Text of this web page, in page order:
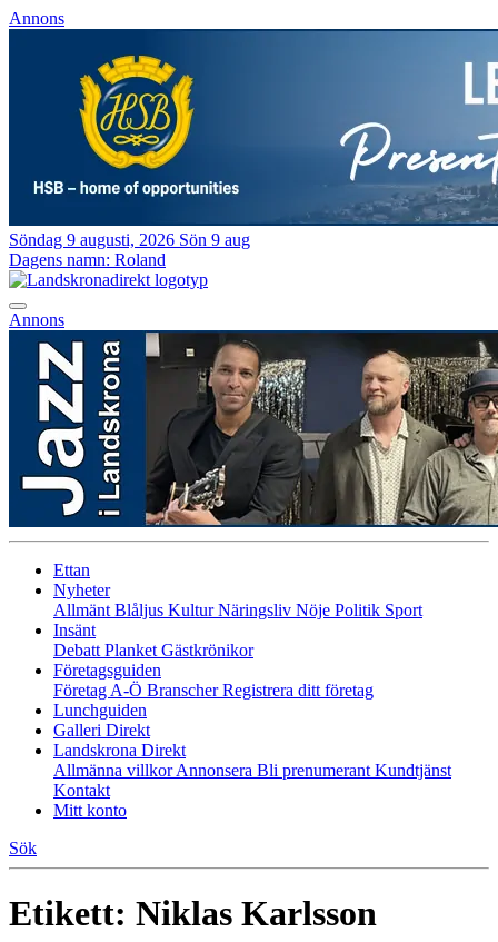
Annons
Söndag 9 augusti, 2026 Sön 9 aug
Dagens namn: Roland
Annons
Ettan
Nyheter
Allmänt Blåljus KulturNäringsliv Nöje Politik Sport
Insänt
Debatt Planket Gästkrönikor
Företagsguiden
Företag A-Ö BranscherRegistrera ditt företag
Lunchguiden
Galleri Direkt
Landskrona Direkt
Allmänna villkorAnnonsera Bli prenumerant Kundtjänst
Kontakt
Mitt konto
Sök
Etikett: Niklas Karlsson